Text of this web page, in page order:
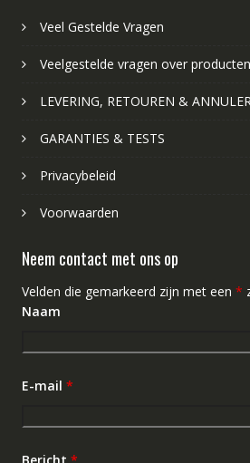
Veel Gestelde Vragen
Veelgestelde vragen over producten
LEVERING, RETOUREN &
GARANTIES & TESTS
Privacybeleid
Voorwaarden
Neem contact met ons op
Velden die gemarkeerd zijn met een *
Naam
E-mail *
Bericht *